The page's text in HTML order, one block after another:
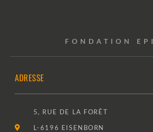
FONDATION EPI
ADRESSE
5, RUE DE LA FORÊT
L-6196 EISENBORN